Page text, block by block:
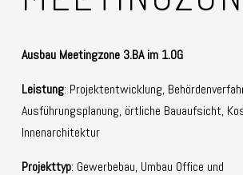
Ausbau Meetingzone 3.BA im 1.OG
Leistung: Projektentwicklung,
Ausführungsplanung, örtliche Bauaufsicht,
Innenarchitektur
Projekttyp: Gewerbebau, Umbau Office und